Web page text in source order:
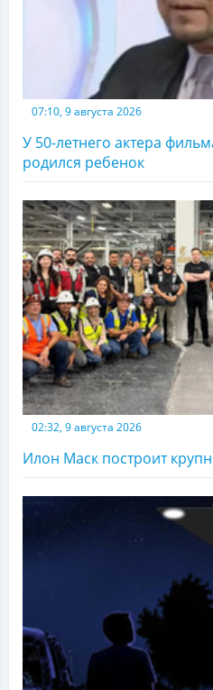
07:10, 9 августа 2026
У 50-летнего актера
родился ребенок
02:32, 9 августа 2026
Илон Маск построит